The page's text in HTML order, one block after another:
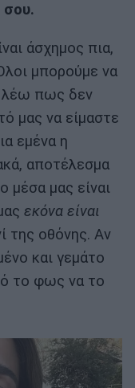
σου.
άσχημος πια,
μπορούμε να
λέω πως δεν
μας να είμαστε
εμένα η
αποτέλεσμα
μέσα μας είναι
εκόνα είναι
της οθόνης. Αν
και γεμάτο
το φως να το